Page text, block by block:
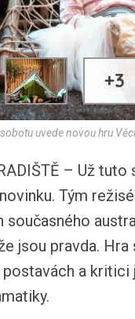
+3
uvede novou hru
– Už
Tým
současného
jsou pravda.
a kritici